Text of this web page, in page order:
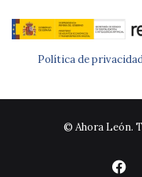
Política de
© Ahora León.